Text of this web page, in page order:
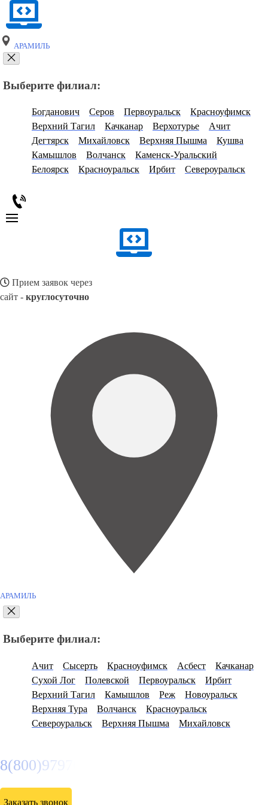
АРАМИЛЬ
Выберите филиал:
Богданович Серов Первоуральск
Красноуфимск
Верхний Тагил
Качканар Верхотурье
Ачит
Дегтярск
Михайловск Верхняя Пышма
Кушва
Камышлов
Волчанск
Каменск-Уральский
Белоярск
Красноуральск Ирбит Североуральск
Прием заявок через
сайт - круглосуточно
АРАМИЛЬ
Выберите филиал:
Ачит Сысерть Красноуфимск Асбест
Качканар
Сухой Лог
Полевской Первоуральск
Ирбит
Верхний Тагил
Камышлов Реж
Новоуральск
Верхняя Тура
Волчанск
Красноуральск
Североуральск
Верхняя Пышма Михайловск
8(800)9797043
Заказать звонок